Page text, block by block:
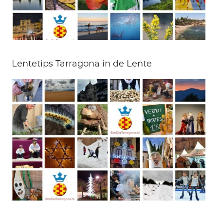
Lentetips Tarragona in de Lente